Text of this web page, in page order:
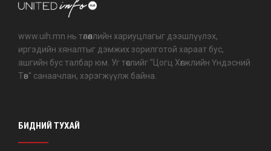
www.uih.mn нь төлөөллийн хариуцлагыг дээшлүүлэх,
иргэдийн хяналтыг дэмжих зорилготой хараат бус,
ашгийн бус талбар юм. Уг төслийг "Цогц Хөгжлийн Үндэсний
Төв" санаачлан, хэрэгжүүлж байна.
БИДНИЙ ТУХАЙ